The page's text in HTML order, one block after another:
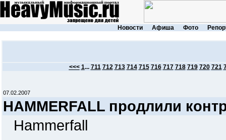
Новости Афиша Фото
<<< 1... 711 712 713 714 715 716 717 718 719 720 721
07.02.2007
HAMMERFALL продлили
Hammerfall